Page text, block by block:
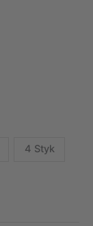
kr.
4 Styk